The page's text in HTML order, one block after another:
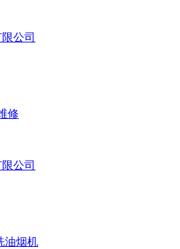
公司
修
公司
油烟机